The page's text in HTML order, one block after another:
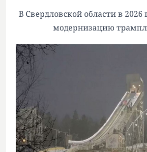
В Свердловской области в 2026
модернизацию